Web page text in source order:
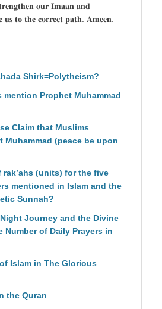
𝐨𝐮𝐫 𝐈𝐦𝐚𝐚𝐧 𝐚𝐧𝐝
𝐮𝐬 𝐭𝐨 𝐭𝐡𝐞 𝐜𝐨𝐫𝐫𝐞𝐜𝐭 𝐩𝐚𝐭𝐡. 𝐀𝐦𝐞𝐞𝐧.
Shirk=Polytheism?
mention Prophet Muhammad
Claim that Muslims
Muhammad (peace be upon
rak’ahs (units) for the five
mentioned in Islam and the
Sunnah?
Journey and the Divine
Number of Daily Prayers in
Islam in The Glorious
the Quran